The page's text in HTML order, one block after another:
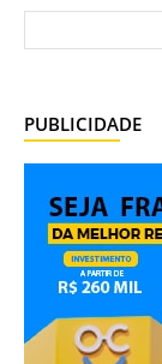
PUBLICIDADE